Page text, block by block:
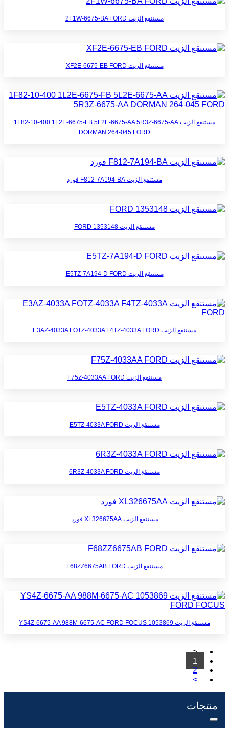
مستنقع الزيت 2F1W-6675-BA FORD
مستنقع الزيت XF2E-6675-EB FORD
مستنقع الزيت 1F82-10-400 1L2E-6675-FB 5L2E-6675-AA 5R3Z-6675-AA
DORMAN 264-045 FORD
مستنقع الزيت F812-7A194-BA فورد
مستنقع الزيت 1353148 FORD
مستنقع الزيت E5TZ-7A194-D FORD
مستنقع الزيت E3AZ-4033A FOTZ-4033A F4TZ-4033A FORD
مستنقع الزيت F75Z-4033AA FORD
مستنقع الزيت E5TZ-4033A FORD
مستنقع الزيت 6R3Z-4033A FORD
مستنقع الزيت XL326675AA فورد
مستنقع الزيت F68ZZ6675AB FORD
مستنقع الزيت 1053869 YS4Z-6675-AA 988M-6675-AC FORD FOCUS
<
1
2
>
منتجات